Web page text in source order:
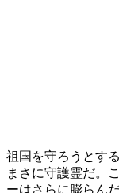
祖国を守ろうとす
まさに守護霊だ。
ーはさらに膨らん